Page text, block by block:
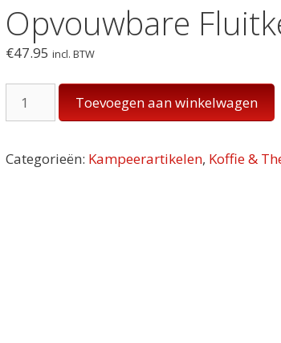
Opvouwbare
€47.95 incl. BTW
Opvouwbare
Fluitketel
Toevoegen aan winkelwagen
Categorieën: Kampeerartikelen, Koffie &